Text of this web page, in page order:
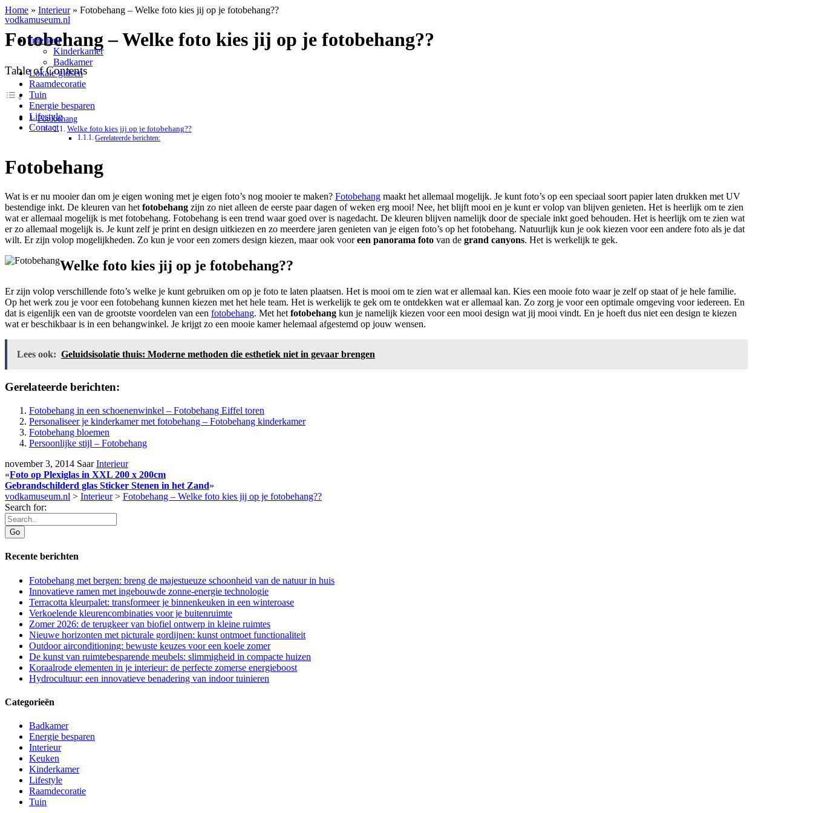
vodkamuseum.nl
Interieur
Kinderkamer
Badkamer
Lokale gidsen
Raamdecoratie
Tuin
Energie besparen
Lifestyle
Contact
Home » Interieur» Fotobehang – Welke foto kies jij op je fotobehang??
Fotobehang – Welke foto kies jij op je fotobehang??
Table of Contents
Fotobehang
Welke foto kies jij op je fotobehang??
Gerelateerde berichten:
Fotobehang
Wat is er nu mooier dan om je eigen woning met je eigen foto’s nog mooier te maken? Fotobehang maakt het allemaal mogelijk. Je kunt foto’s op een speciaal soort papier laten drukken met UV
bestendige inkt. De kleuren van het fotobehang zijn zo niet alleen de eerste paar dagen of weken erg mooi! Nee, het blijft mooi en je kunt er volop van blijven genieten. Het is heerlijk om te zien
wat er allemaal mogelijk is met fotobehang. Fotobehang is een trend waar goed over is nagedacht. De kleuren blijven namelijk door de speciale inkt goed behouden. Het is heerlijk om te zien wat
er zo allemaal mogelijk is. Je kunt zelf je print en design uitkiezen en zo meerdere jaren genieten van je eigen foto’s op het fotobehang. Natuurlijk kun je ook kiezen voor een andere foto als je dat
wilt. Er zijn volop mogelijkheden. Zo kun je voor een zomers design kiezen, maar ook vooreen panorama foto van de grand canyons. Het is werkelijk te gek.
Welke foto kies jij op je fotobehang??
Er zijn volop verschillende foto’s welke je kunt gebruiken om op je foto te laten plaatsen. Het is mooi om te zien wat er allemaal kan. Kies een mooie foto waar je zelf op staat of je hele familie.
Op het werk zou je voor een fotobehang kunnen kiezen met het hele team. Het is werkelijk te gek om te ontdekken wat er allemaal kan. Zo zorg je voor een optimale omgeving voor iedereen. En
dat is eigenlijk een van de grootste voordelen van een fotobehang. Met het fotobehang kun je namelijk kiezen voor een mooi design wat jij mooi vindt. En je hoeft dus niet een design te kiezen
wat er beschikbaar is in een behangwinkel. Je krijgt zo een mooie kamer helemaal afgestemd op jouw wensen.
Lees ook: Geluidsisolatie thuis: Moderne methoden die esthetiek niet in gevaar brengen
Gerelateerde berichten:
Fotobehang in een schoenenwinkel – Fotobehang Eiffel toren
Personaliseer je kinderkamer met fotobehang – Fotobehang kinderkamer
Fotobehang bloemen
Persoonlijke stijl – Fotobehang
november 3, 2014 Saar Interieur
«Foto op Plexiglas in XXL 200 x 200cm
Gebrandschilderd glas Sticker Stenen in het Zand»
vodkamuseum.nl > Interieur> Fotobehang – Welke foto kies jij op je fotobehang??
Search for:
Recente berichten
Fotobehang met bergen: breng de majestueuze schoonheid van de natuur in huis
Innovatieve ramen met ingebouwde zonne-energie technologie
Terracotta kleurpalet: transformeer je binnenkeuken in een winteroase
Verkoelende kleurencombinaties voor je buitenruimte
Zomer 2026: de terugkeer van biofiel ontwerp in kleine ruimtes
Nieuwe horizonten met picturale gordijnen: kunst ontmoet functionaliteit
Outdoor airconditioning: bewuste keuzes voor een koele zomer
De kunst van ruimtebesparende meubels: slimmigheid in compacte huizen
Koraalrode elementen in je interieur: de perfecte zomerse energieboost
Hydrocultuur: een innovatieve benadering van indoor tuinieren
Categorieën
Badkamer
Energie besparen
Interieur
Keuken
Kinderkamer
Lifestyle
Raamdecoratie
Tuin